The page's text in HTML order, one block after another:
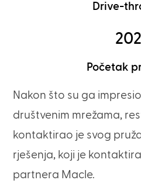
Drive-
Početak
Nakon što su ga
društvenim mrežama,
kontaktirao je svog
rješenja, koji je
partnera Macle.